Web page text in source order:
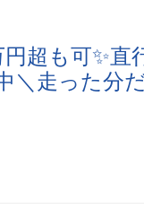
超も可✨
＼走った分